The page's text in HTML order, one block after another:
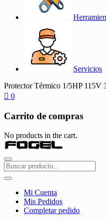
Servicios
Protector Térmico 1/5HP
0
Carrito de compras
No products in the cart.
Mi Cuenta
Mis Pedidos
Completar pedido